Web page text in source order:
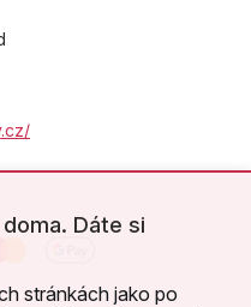
Dáte si
stránkách jako po